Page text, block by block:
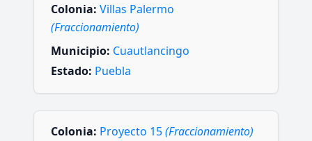
Colonia: Villas Palermo
(Fraccionamiento)
Municipio: Cuautlancingo
Estado: Puebla
Colonia: Proyecto 15(Fraccionamiento)